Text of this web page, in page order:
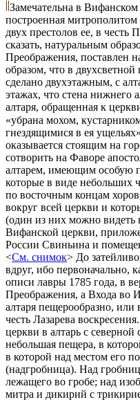
Замечательна в
построенная
двух престолов ее, в честь
сказать, натуральным
Преображения, поставлен
образом, что в
сделано двухэтажным, с
этажах, что стена нижнего
алтаря, обращенная к
«убрана мохом,
гнездящимися в ея
оказывается стоящим на
сотворить на Фаворе
алтарем, имеющим особую
которые в виде небольших
по восточным концам
вокруг всей церкви и
(один из них можно видеть
Вифанской церкви,
России Свиньина и
<См. снимок> До
вдруг, ибо первоначально,
описи лавры 1785 года, в
Преображения, а Входа во
алтаря пещерообразно, или
честь Лазарева
церкви в алтарь с
небольшая пещера, в
в которой над местом его
(надгробница). Над
лежащего во гробе; над
митра и дикирий с